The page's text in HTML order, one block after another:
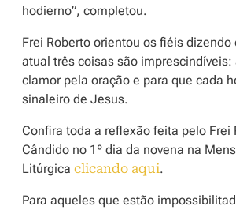
hodierno”, completou.
Frei Roberto orientou os fiéis dizendo
atual três coisas são
clamor pela oração e para que cada
sinaleiro de Jesus.
Confira toda a reflexão feita pelo Frei
Cândido no 1º dia da novena na
Litúrgica clicando aqui.
Para aqueles que estão